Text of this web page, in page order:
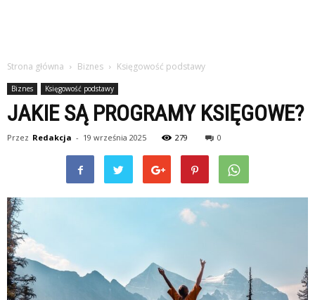
Strona główna Biznes Księgowość podstawy
Biznes Księgowość podstawy
JAKIE SĄ PROGRAMY KSIĘGOWE?
Przez Redakcja - 19 września 2025 279 0